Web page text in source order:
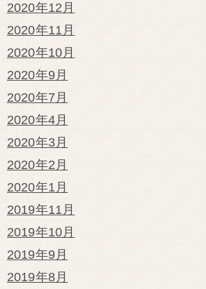
2020年12月
2020年11月
2020年10月
2020年9月
2020年7月
2020年4月
2020年3月
2020年2月
2020年1月
2019年11月
2019年10月
2019年9月
2019年8月